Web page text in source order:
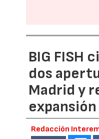
BIG FISH
dos
Madrid y
Redacción